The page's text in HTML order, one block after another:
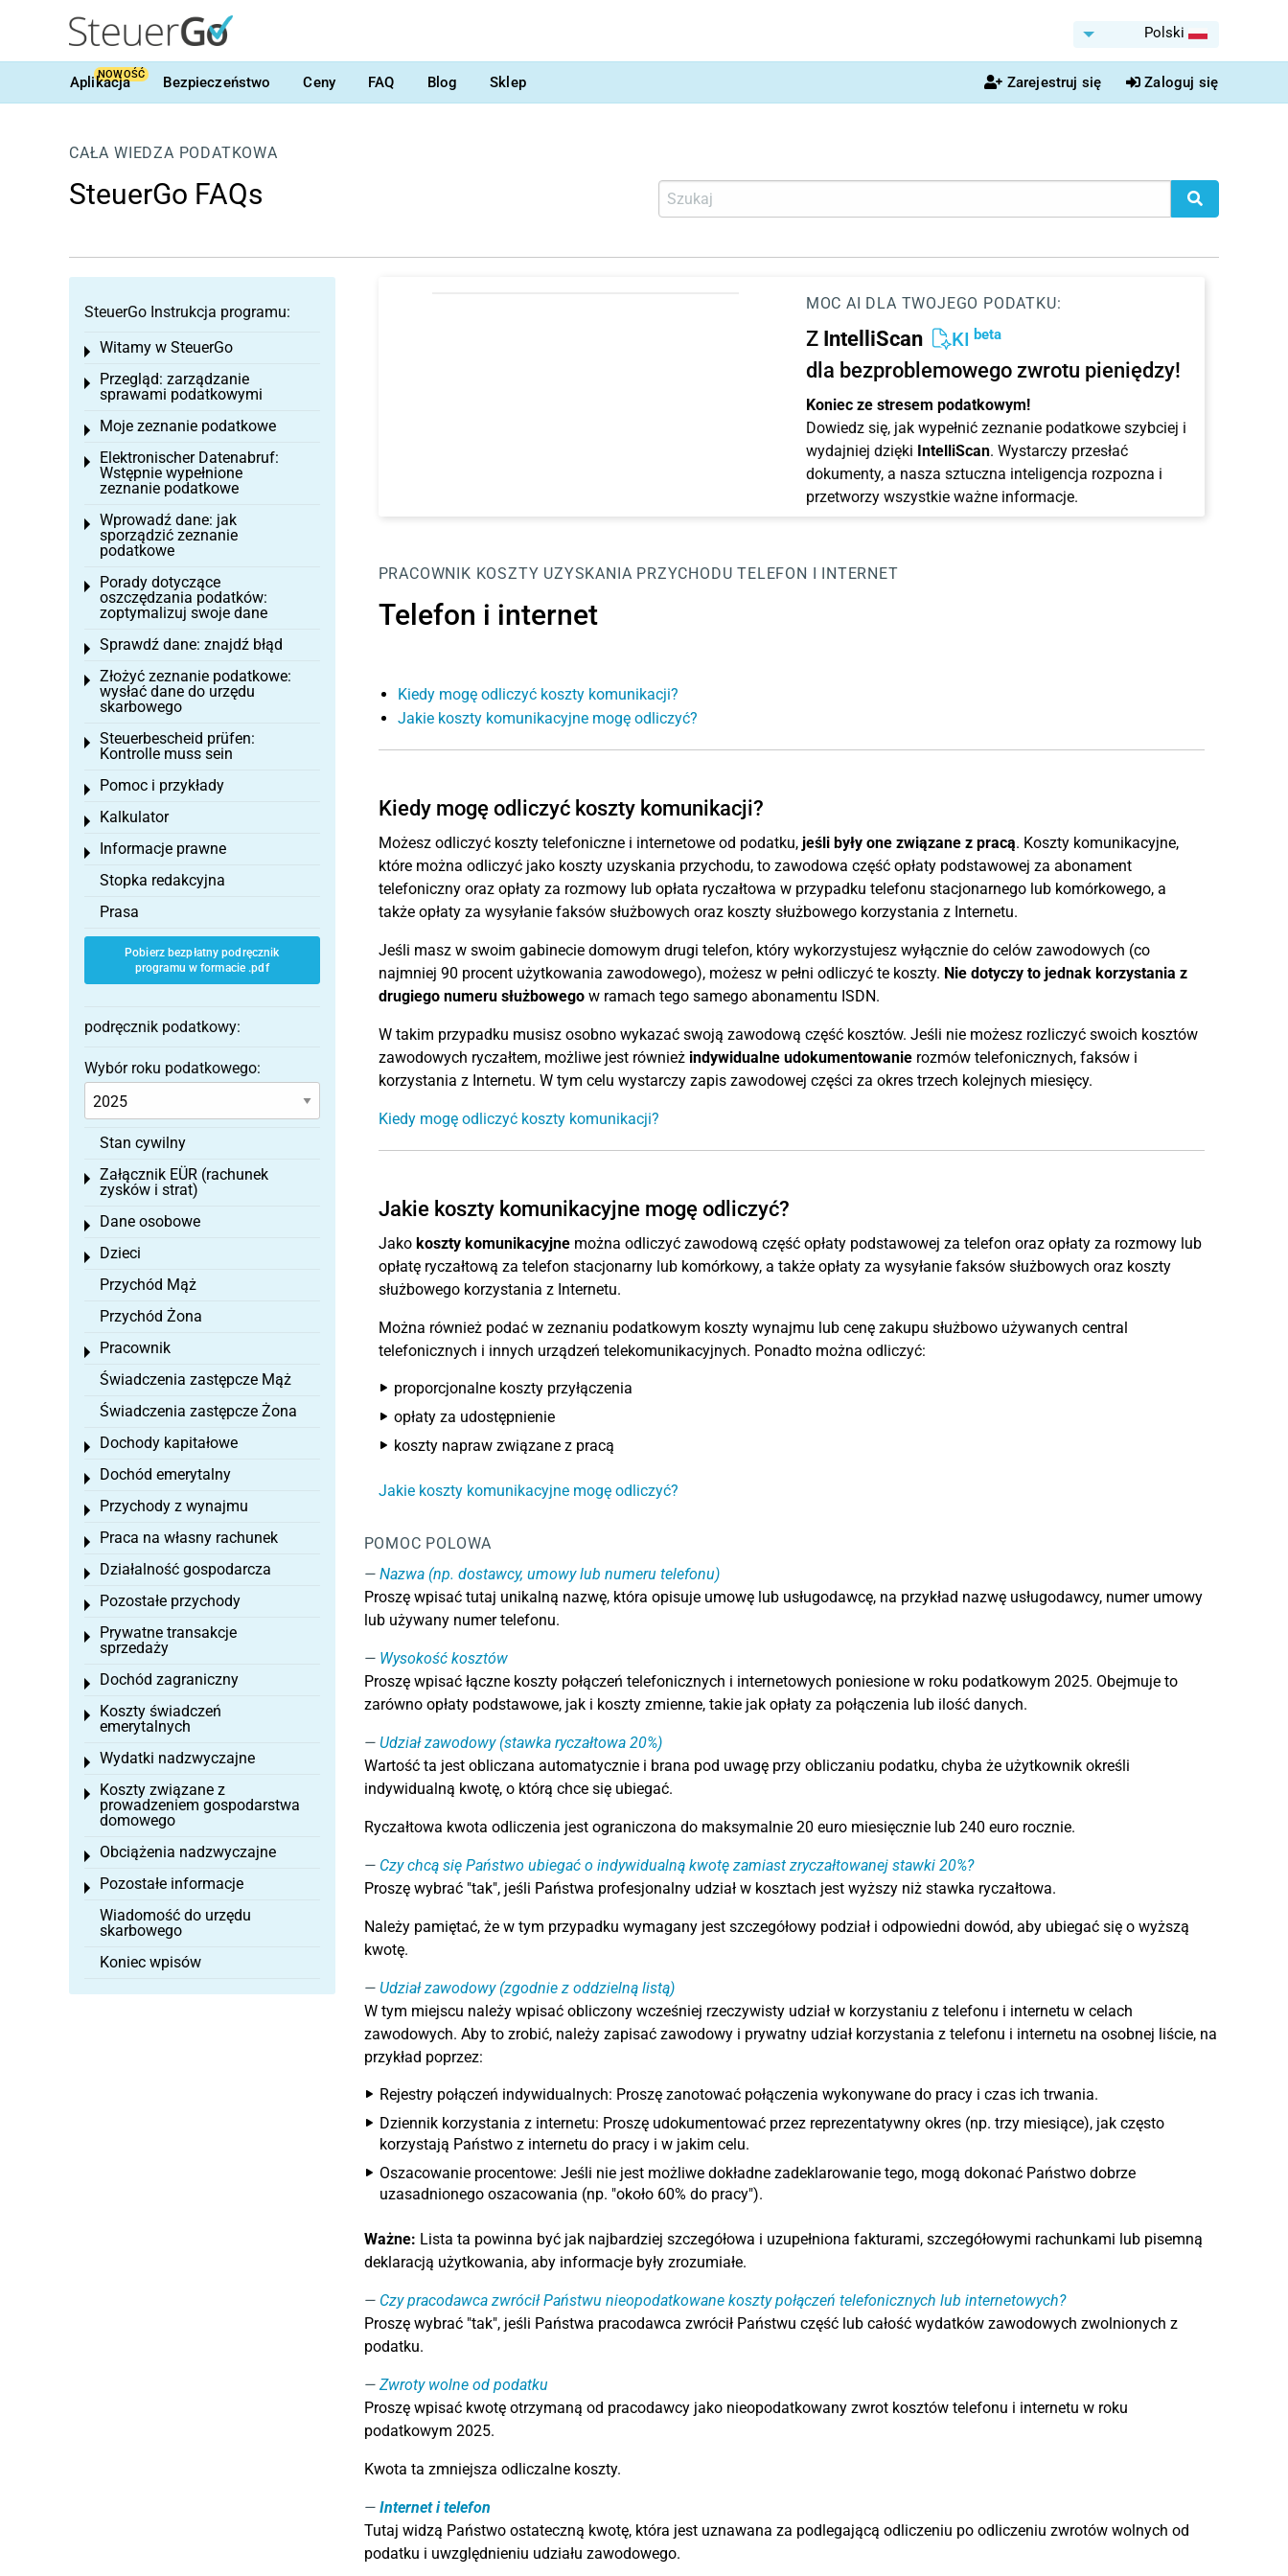
Polski
Aplikacja
NOWOŚĆ Bezpieczeństwo Ceny FAQ Blog Sklep Zarejestruj się Zaloguj się
CAŁA WIEDZA PODATKOWA
SteuerGo FAQs
MOC AI DLA TWOJEGO PODATKU:
Z IntelliScan KI beta
dla bezproblemowego zwrotu pieniędzy!
Koniec ze stresem podatkowym!
Dowiedz się, jak wypełnić zeznanie podatkowe szybciej i
wydajniej dzięki IntelliScan. Wystarczy przesłać
dokumenty, a nasza sztuczna inteligencja rozpozna i
przetworzy wszystkie ważne informacje.
PRACOWNIK KOSZTY UZYSKANIA PRZYCHODU TELEFON I INTERNET
Telefon i internet
Kiedy mogę odliczyć koszty komunikacji?
Jakie koszty komunikacyjne mogę odliczyć?
Kiedy mogę odliczyć koszty komunikacji?
Możesz odliczyć koszty telefoniczne i internetowe od podatku, jeśli były one związane z pracą. Koszty komunikacyjne,
które można odliczyć jako koszty uzyskania przychodu, to zawodowa część opłaty podstawowej za abonament
telefoniczny oraz opłaty za rozmowy lub opłata ryczałtowa w przypadku telefonu stacjonarnego lub komórkowego, a
także opłaty za wysyłanie faksów służbowych oraz koszty służbowego korzystania z Internetu.
Jeśli masz w swoim gabinecie domowym drugi telefon, który wykorzystujesz wyłącznie do celów zawodowych (co
najmniej 90 procent użytkowania zawodowego), możesz w pełni odliczyć te koszty. Nie dotyczy to jednak korzystania z
drugiego numeru służbowegow ramach tego samego abonamentu ISDN.
W takim przypadku musisz osobno wykazać swoją zawodową część kosztów. Jeśli nie możesz rozliczyć swoich kosztów
zawodowych ryczałtem, możliwe jest również indywidualne udokumentowanierozmów telefonicznych, faksów i
korzystania z Internetu. W tym celu wystarczy zapis zawodowej części za okres trzech kolejnych miesięcy.
Kiedy mogę odliczyć koszty komunikacji?
Jakie koszty komunikacyjne mogę odliczyć?
Jako koszty komunikacyjnemożna odliczyć zawodową część opłaty podstawowej za telefon oraz opłaty za rozmowy lub
opłatę ryczałtową za telefon stacjonarny lub komórkowy, a także opłaty za wysyłanie faksów służbowych oraz koszty
służbowego korzystania z Internetu.
Można również podać w zeznaniu podatkowym koszty wynajmu lub cenę zakupu służbowo używanych central
telefonicznych i innych urządzeń telekomunikacyjnych. Ponadto można odliczyć:
proporcjonalne koszty przyłączenia
opłaty za udostępnienie
koszty napraw związane z pracą
Jakie koszty komunikacyjne mogę odliczyć?
POMOC POLOWA
Nazwa (np. dostawcy, umowy lub numeru telefonu)
Proszę wpisać tutaj unikalną nazwę, która opisuje umowę lub usługodawcę, na przykład nazwę usługodawcy, numer umowy
lub używany numer telefonu.
Wysokość kosztów
Proszę wpisać łączne koszty połączeń telefonicznych i internetowych poniesione w roku podatkowym 2025. Obejmuje to
zarówno opłaty podstawowe, jak i koszty zmienne, takie jak opłaty za połączenia lub ilość danych.
Udział zawodowy (stawka ryczałtowa 20%)
Wartość ta jest obliczana automatycznie i brana pod uwagę przy obliczaniu podatku, chyba że użytkownik określi
indywidualną kwotę, o którą chce się ubiegać.
Ryczałtowa kwota odliczenia jest ograniczona do maksymalnie 20 euro miesięcznie lub 240 euro rocznie.
Czy chcą się Państwo ubiegać o indywidualną kwotę zamiast zryczałtowanej stawki 20%?
Proszę wybrać "tak", jeśli Państwa profesjonalny udział w kosztach jest wyższy niż stawka ryczałtowa.
Należy pamiętać, że w tym przypadku wymagany jest szczegółowy podział i odpowiedni dowód, aby ubiegać się o wyższą
kwotę.
Udział zawodowy (zgodnie z oddzielną listą)
W tym miejscu należy wpisać obliczony wcześniej rzeczywisty udział w korzystaniu z telefonu i internetu w celach
zawodowych. Aby to zrobić, należy zapisać zawodowy i prywatny udział korzystania z telefonu i internetu na osobnej liście, na
przykład poprzez:
Rejestry połączeń indywidualnych: Proszę zanotować połączenia wykonywane do pracy i czas ich trwania.
Dziennik korzystania z internetu: Proszę udokumentować przez reprezentatywny okres (np. trzy miesiące), jak często
korzystają Państwo z internetu do pracy i w jakim celu.
Oszacowanie procentowe: Jeśli nie jest możliwe dokładne zadeklarowanie tego, mogą dokonać Państwo dobrze
uzasadnionego oszacowania (np. "około 60% do pracy").
Ważne: Lista ta powinna być jak najbardziej szczegółowa i uzupełniona fakturami, szczegółowymi rachunkami lub pisemną
deklaracją użytkowania, aby informacje były zrozumiałe.
Czy pracodawca zwrócił Państwu nieopodatkowane koszty połączeń telefonicznych lub internetowych?
Proszę wybrać "tak", jeśli Państwa pracodawca zwrócił Państwu część lub całość wydatków zawodowych zwolnionych z
podatku.
Zwroty wolne od podatku
Proszę wpisać kwotę otrzymaną od pracodawcy jako nieopodatkowany zwrot kosztów telefonu i internetu w roku
podatkowym 2025.
Kwota ta zmniejsza odliczalne koszty.
Internet i telefon
Tutaj widzą Państwo ostateczną kwotę, która jest uznawana za podlegającą odliczeniu po odliczeniu zwrotów wolnych od
podatku i uwzględnieniu udziału zawodowego.
SteuerGo Instrukcja programu:
Witamy w SteuerGo
Toggle menu
Przegląd: zarządzanie
sprawami podatkowymi
Toggle menu
Moje zeznanie podatkowe
Toggle menu
Elektronischer Datenabruf:
Wstępnie wypełnione
zeznanie podatkowe
Toggle menu
Wprowadź dane: jak
sporządzić zeznanie
podatkowe
Toggle menu
Porady dotyczące
oszczędzania podatków:
zoptymalizuj swoje dane
Toggle menu
Sprawdź dane: znajdź błąd
Toggle menu
Złożyć zeznanie podatkowe:
wysłać dane do urzędu
skarbowego
Toggle menu
Steuerbescheid prüfen:
Kontrolle muss sein
Toggle menu
Pomoc i przykłady
Toggle menu
Kalkulator
Toggle menu
Informacje prawne
Toggle menu
Stopka redakcyjna
Prasa
Pobierz bezpłatny podręcznik
programu w formacie .pdf
podręcznik podatkowy:
Wybór roku podatkowego:
Stan cywilny
Załącznik EÜR (rachunek
zysków i strat)
Toggle menu
Dane osobowe
Toggle menu
Dzieci
Toggle menu
Przychód Mąż
Przychód Żona
Pracownik
Toggle menu
Świadczenia zastępcze Mąż
Świadczenia zastępcze Żona
Dochody kapitałowe
Toggle menu
Dochód emerytalny
Toggle menu
Przychody z wynajmu
Toggle menu
Praca na własny rachunek
Toggle menu
Działalność gospodarcza
Toggle menu
Pozostałe przychody
Toggle menu
Prywatne transakcje
sprzedaży
Toggle menu
Dochód zagraniczny
Toggle menu
Koszty świadczeń
emerytalnych
Toggle menu
Wydatki nadzwyczajne
Toggle menu
Koszty związane z
prowadzeniem gospodarstwa
domowego
Toggle menu
Obciążenia nadzwyczajne
Toggle menu
Pozostałe informacje
Toggle menu
Wiadomość do urzędu
skarbowego
Koniec wpisów